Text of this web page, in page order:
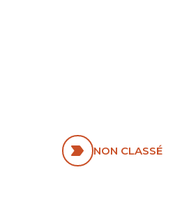
NON CLASSÉ